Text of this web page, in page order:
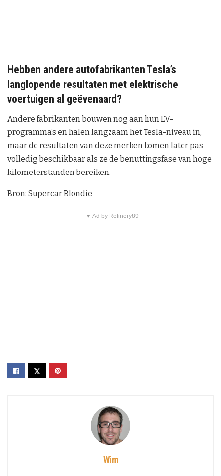
Hebben andere autofabrikanten Tesla’s
langlopende resultaten met elektrische
voertuigen al geëvenaard?
Andere fabrikanten bouwen nog aan hun EV-
programma’s en halen langzaam het Tesla-niveau in,
maar de resultaten van deze merken komen later pas
volledig beschikbaar als ze de benuttingsfase van hoge
kilometerstanden bereiken.
Bron: Supercar Blondie
▼ Ad by Refinery89
Wim